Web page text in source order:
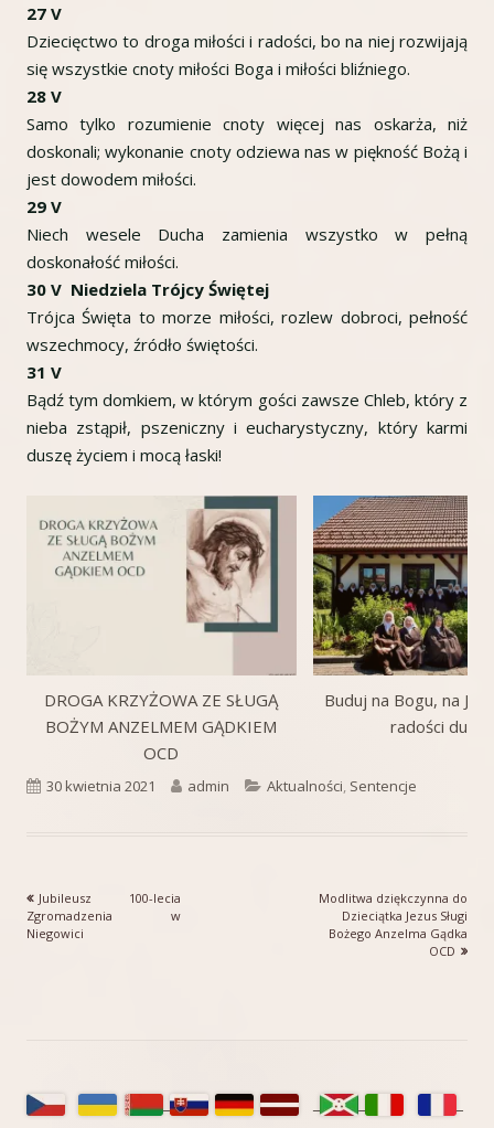
27 V
Dziecięctwo to droga miłości i radości, bo na niej rozwijają
się wszystkie cnoty miłości Boga i miłości bliźniego.
28 V
Samo tylko rozumienie cnoty więcej nas oskarża, niż
doskonali; wykonanie cnoty odziewa nas w piękność Bożą i
jest dowodem miłości.
29 V
Niech wesele Ducha zamienia wszystko w pełną
doskonałość miłości.
30 V Niedziela Trójcy Świętej
Trójca Święta to morze miłości, rozlew dobroci, pełność
wszechmocy, źródło świętości.
31 V
Bądź tym domkiem, w którym gości zawsze Chleb, który z
nieba zstąpił, pszeniczny i eucharystyczny, który karmi
duszę życiem i mocą łaski!
DROGA KRZYŻOWA ZE SŁUGĄ
BOŻYM ANZELMEM GĄDKIEM
OCD
Buduj na Bogu, na
radości
Opublikowano
30 kwietnia 2021 Autor
admin Kategorie
Aktualności, Sentencje
Nawigacja
wpisu
Poprzedni
artykół
Jubileusz 100-lecia
Zgromadzenia w
Niegowici
Następny
artykół:
Modlitwa dziękczynna do
Dzieciątka Jezus Sługi
Bożego Anzelma Gądka
OCD
Główny